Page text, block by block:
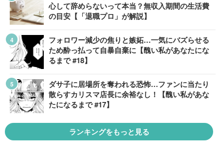
心して辞めらないって本当？無収入期間の生活費
の目安【「退職プロ」が解説】
フォロワー減少の焦りと嫉妬…一気にバズらせる
ため酔っ払って自暴自棄に【醜い私があなたにな
るまで #18】
ダサ子に居場所を奪われる恐怖…ファンに当たり
散らすカリスマ店長に余裕なし！【醜い私があな
たになるまで #17】
ランキングをもっと見る